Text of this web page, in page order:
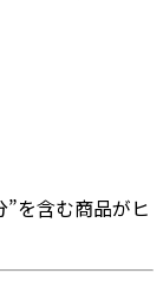
を含む商品がヒ